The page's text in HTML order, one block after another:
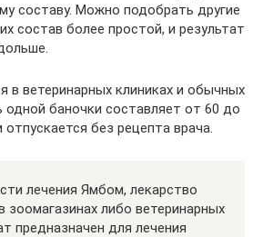
составу. Можно подобрать другие
состав более простой, и результат
в ветеринарных клиниках и обычных
одной баночки составляет от 60 до
без рецепта врача.
лечения Ямбом, лекарство
зоомагазинах либо ветеринарных
предназначен для лечения